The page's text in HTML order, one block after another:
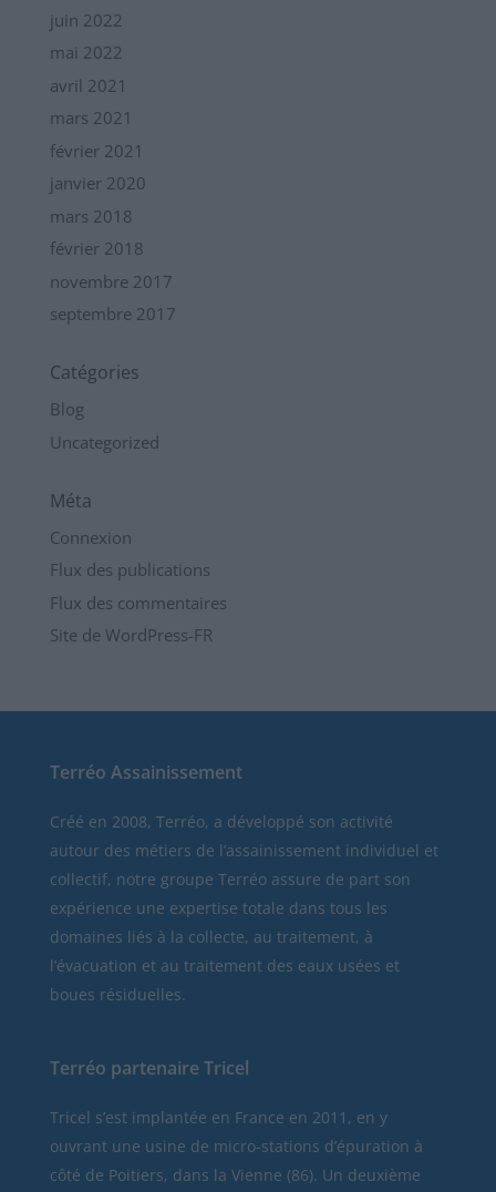
juin 2022
mai 2022
avril 2021
mars 2021
février 2021
janvier 2020
mars 2018
février 2018
novembre 2017
septembre 2017
Catégories
Blog
Uncategorized
Méta
Connexion
Flux des publications
Flux des commentaires
Site de WordPress-FR
Terréo Assainissement
Créé en 2008, Terréo, a développé son activité
autour des métiers de l’assainissement individuel et
collectif, notre groupe Terréo assure de part son
expérience une expertise totale dans tous les
domaines liés à la collecte, au traitement, à
l’évacuation et au traitement des eaux usées et
boues résiduelles.
Terréo partenaire Tricel
Tricel s’est implantée en France en 2011, en y
ouvrant une usine de micro-stations d’épuration à
côté de Poitiers, dans la Vienne (86). Un deuxième